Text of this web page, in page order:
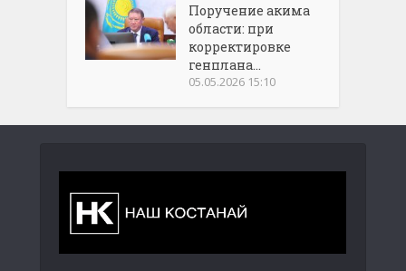
Поручение акима
области: при
корректировке
генплана...
05.05.2026 15:10